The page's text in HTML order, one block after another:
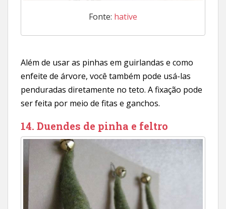
Fonte: hative
Além de usar as pinhas em guirlandas e como
enfeite de árvore, você também pode usá-las
penduradas diretamente no teto. A fixação pode
ser feita por meio de fitas e ganchos.
14. Duendes de pinha e feltro